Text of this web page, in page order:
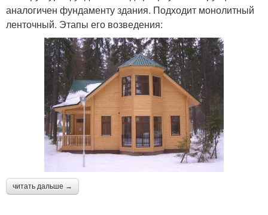
аналогичен фундаменту здания. Подходит монолитный
ленточный. Этапы его возведения:
читать дальше →